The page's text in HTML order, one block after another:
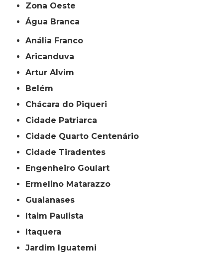
Zona Oeste
Água Branca
Anália Franco
Aricanduva
Artur Alvim
Belém
Chácara do Piqueri
Cidade Patriarca
Cidade Quarto Centenário
Cidade Tiradentes
Engenheiro Goulart
Ermelino Matarazzo
Guaianases
Itaim Paulista
Itaquera
Jardim Iguatemi